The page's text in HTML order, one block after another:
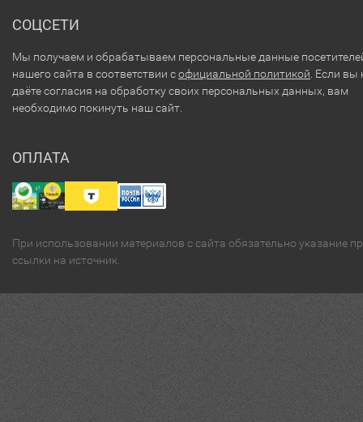
СОЦСЕТИ
Мы получаем и обрабатываем персональные данные
нашего сайта в соответствии софициальной политикой . Если вы
даёте согласия на обработку своих персональных данных, вам
необходимо покинуть наш сайт.
ОПЛАТА
При использовании материалов с сайта обязательно указание
ссылки на источник.